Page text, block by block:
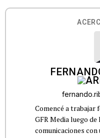
Comencé a trabajar
GFR Media luego
comunicaciones